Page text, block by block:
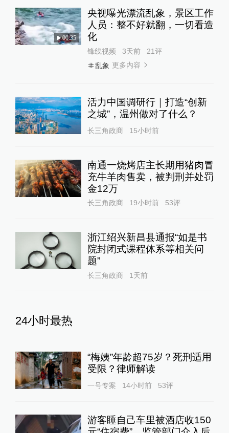
00:35
央视曝光漂流乱象，景区工作
人员：整不好就翻，一切看造
化
锋线视频 3天前 21评
乱象 更多内容
活力中国调研行｜打造“创新
之城”，温州做对了什么？
长三角政商 15小时前
南通一烧烤店主长期用猪肉冒
充牛羊肉售卖，被判刑并处罚
金12万
长三角政商 19小时前 53评
浙江绍兴新昌县通报“如是书
院封闭式课程体系等相关问
题”
长三角政商 1天前
24小时最热
“梅姨”年龄超75岁？死刑适用
受限？律师解读
一号专案 14小时前 53评
游客睡自己车里被酒店收150